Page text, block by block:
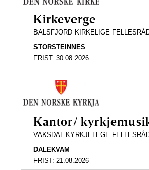
Kirkeverge
BALSFJORD KIRKELIGE
STORSTEINNES
FRIST:30.08.2026
Kantor/
VAKSDAL KYRKJELEGE
DALEKVAM
FRIST: 21.08.2026